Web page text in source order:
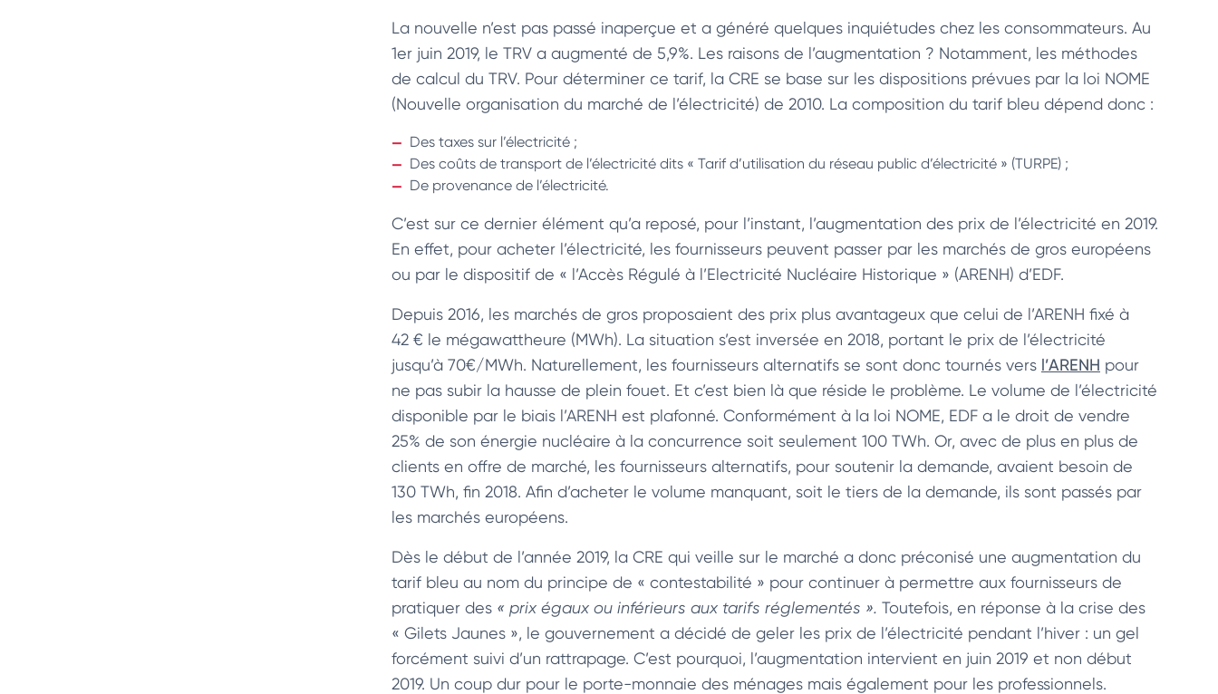
La nouvelle n’est pas passé inaperçue et a généré quelques inquiétudes chez les consommateurs. Au
1er juin 2019, le TRV a augmenté de 5,9%. Les raisons de l’augmentation ? Notamment, les méthodes
de calcul du TRV. Pour déterminer ce tarif, la CRE se base sur les dispositions prévues par la loi NOME
(Nouvelle organisation du marché de l’électricité) de 2010. La composition du tarif bleu dépend donc :
Des taxes sur l’électricité ;
Des coûts de transport de l’électricité dits « Tarif d’utilisation du réseau public d’électricité » (TURPE) ;
De provenance de l’électricité.
C’est sur ce dernier élément qu’a reposé, pour l’instant, l’augmentation des prix de l’électricité en 2019.
En effet, pour acheter l’électricité, les fournisseurs peuvent passer par les marchés de gros européens
ou par le dispositif de « l’Accès Régulé à l’Electricité Nucléaire Historique » (ARENH) d’EDF.
Depuis 2016, les marchés de gros proposaient des prix plus avantageux que celui de l’ARENH fixé à
42 € le mégawattheure (MWh). La situation s’est inversée en 2018, portant le prix de l’électricité
jusqu’à 70€/MWh. Naturellement, les fournisseurs alternatifs se sont donc tournés vers l’ARENH pour
ne pas subir la hausse de plein fouet. Et c’est bien là que réside le problème. Le volume de l’électricité
disponible par le biais l’ARENH est plafonné. Conformément à la loi NOME, EDF a le droit de vendre
25% de son énergie nucléaire à la concurrence soit seulement 100 TWh. Or, avec de plus en plus de
clients en offre de marché, les fournisseurs alternatifs, pour soutenir la demande, avaient besoin de
130 TWh, fin 2018. Afin d’acheter le volume manquant, soit le tiers de la demande, ils sont passés par
les marchés européens.
Dès le début de l’année 2019, la CRE qui veille sur le marché a donc préconisé une augmentation du
tarif bleu au nom du principe de « contestabilité » pour continuer à permettre aux fournisseurs de
pratiquer des « prix égaux ou inférieurs aux tarifs réglementés ». Toutefois, en réponse à la crise des
« Gilets Jaunes », le gouvernement a décidé de geler les prix de l’électricité pendant l’hiver : un gel
forcément suivi d’un rattrapage. C’est pourquoi, l’augmentation intervient en juin 2019 et non début
2019. Un coup dur pour le porte-monnaie des ménages mais également pour les professionnels.